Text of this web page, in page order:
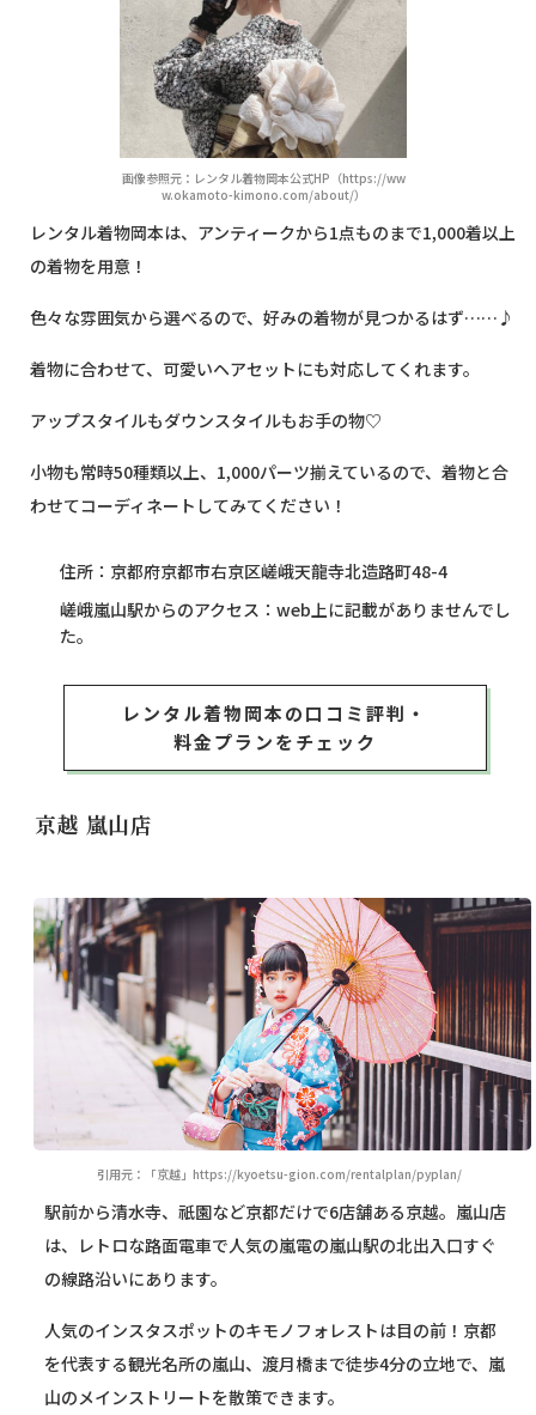
画像参照元：レンタル着物岡本公式HP（https://ww
w.okamoto-kimono.com/about/）
レンタル着物岡本は、アンティークから1点ものまで1,000着以上
の着物を用意！
色々な雰囲気から選べるので、好みの着物が見つかるはず……♪
着物に合わせて、可愛いヘアセットにも対応してくれます。
アップスタイルもダウンスタイルもお手の物♡
小物も常時50種類以上、1,000パーツ揃えているので、着物と合
わせてコーディネートしてみてください！
住所：京都府京都市右京区嵯峨天龍寺北造路町48-4
嵯峨嵐山駅からのアクセス：web上に記載がありませんでし
た。
レンタル着物岡本の口コミ評判・
料金プランをチェック
京越 嵐山店
引用元：「京越」https://kyoetsu-gion.com/rentalplan/pyplan/
駅前から清水寺、祇園など京都だけで6店舗ある京越。嵐山店
は、レトロな路面電車で人気の嵐電の嵐山駅の北出入口すぐ
の線路沿いにあります。
人気のインスタスポットのキモノフォレストは目の前！京都
を代表する観光名所の嵐山、渡月橋まで徒歩4分の立地で、嵐
山のメインストリートを散策できます。